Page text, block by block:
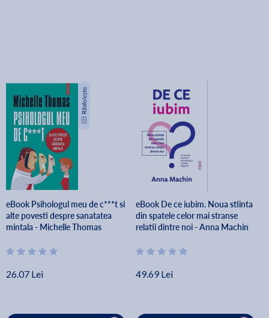
eBook Psihologul meu de c***t si
alte povesti despre sanatatea
mintala - Michelle Thomas
26.07 Lei
eBook De ce iubim. Noua stiinta
din spatele celor mai stranse
relatii dintre noi - Anna Machin
49.69 Lei